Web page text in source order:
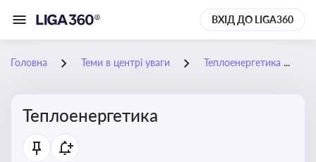
ВХІД ДО LIGA360
Головна Теми в центрі уваги Теплоенергетика
Теплоенергетика